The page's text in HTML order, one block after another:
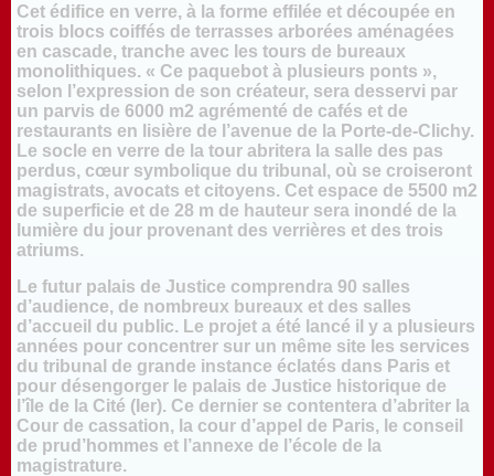
Cet édifice en verre, à la forme effilée et découpée en
trois blocs coiffés de terrasses arborées aménagées
en cascade, tranche avec les tours de bureaux
monolithiques. « Ce paquebot à plusieurs ponts »,
selon l’expression de son créateur, sera desservi par
un parvis de 6000 m2 agrémenté de cafés et de
restaurants en lisière de l’avenue de la Porte-de-Clichy.
Le socle en verre de la tour abritera la salle des pas
perdus, cœur symbolique du tribunal, où se croiseront
magistrats, avocats et citoyens. Cet espace de 5500 m2
de superficie et de 28 m de hauteur sera inondé de la
lumière du jour provenant des verrières et des trois
atriums.
Le futur palais de Justice comprendra 90 salles
d’audience, de nombreux bureaux et des salles
d’accueil du public. Le projet a été lancé il y a plusieurs
années pour concentrer sur un même site les services
du tribunal de grande instance éclatés dans Paris et
pour désengorger le palais de Justice historique de
l’île de la Cité (Ier). Ce dernier se contentera d’abriter la
Cour de cassation, la cour d’appel de Paris, le conseil
de prud’hommes et l’annexe de l’école de la
magistrature.